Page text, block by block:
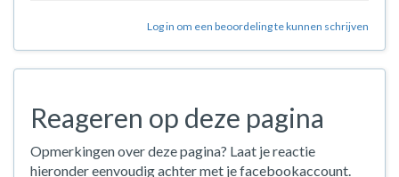
Log in om een beoordeling te kunnen schrijven
Reageren op deze pagina
Opmerkingen over deze pagina? Laat je reactie
hieronder eenvoudig achter met je facebookaccount.